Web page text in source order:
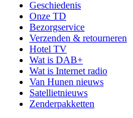
Geschiedenis
Onze TD
Bezorgservice
Verzenden & retourneren
Hotel TV
Wat is DAB+
Wat is Internet radio
Van Hunen nieuws
Satellietnieuws
Zenderpakketten